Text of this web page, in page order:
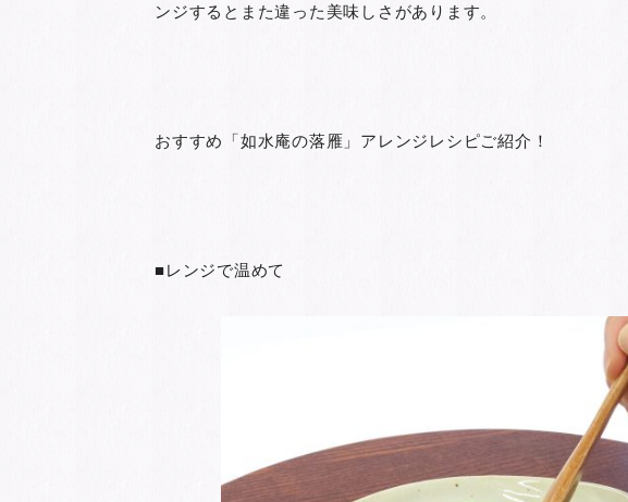
ンジするとまた違った美味しさがあります。
おすすめ「如水庵の落雁」アレンジレシピご紹介！
■レンジで温めて